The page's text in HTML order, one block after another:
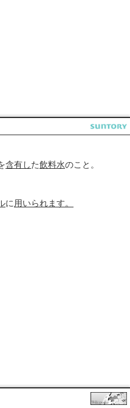
含有した飲料水のこと。
に 用いられます。